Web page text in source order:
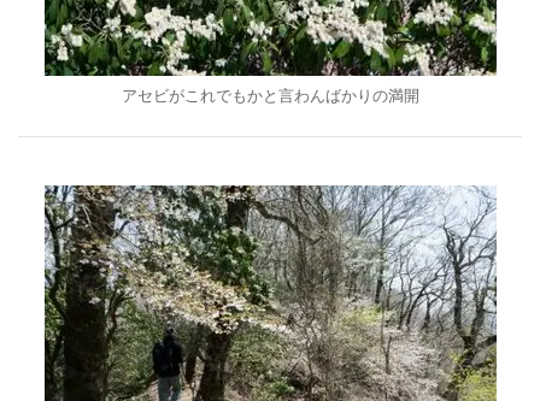
アセビがこれでもかと言わんばかりの満開